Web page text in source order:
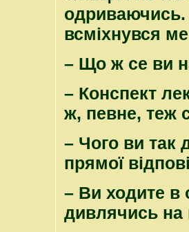
одриваючись.
всміхнувся
– Що ж се ви
– Конспект
ж, певне, теж
– Чого ви так
прямої
– Ви ходите в
дивлячись на